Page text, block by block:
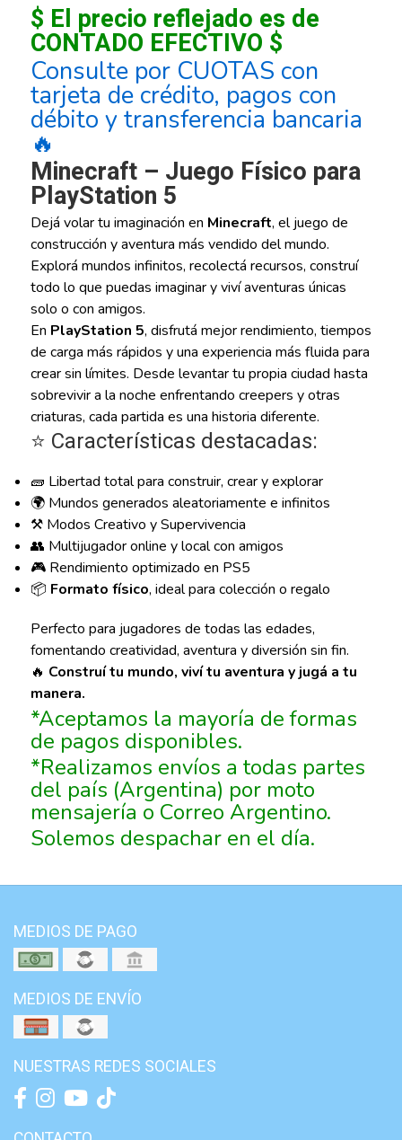
$ El precio reflejado es de
CONTADO EFECTIVO $
Consulte por CUOTAS con
tarjeta de crédito, pagos con
débito y transferencia bancaria
🔥
Minecraft – Juego Físico para
PlayStation 5
Dejá volar tu imaginación en Minecraft, el juego de
construcción y aventura más vendido del mundo.
Explorá mundos infinitos, recolectá recursos, construí
todo lo que puedas imaginar y viví aventuras únicas
solo o con amigos.
En PlayStation 5, disfrutá mejor rendimiento, tiempos
de carga más rápidos y una experiencia más fluida para
crear sin límites. Desde levantar tu propia ciudad hasta
sobrevivir a la noche enfrentando creepers y otras
criaturas, cada partida es una historia diferente.
⭐ Características destacadas:
🧱 Libertad total para construir, crear y explorar
🌍 Mundos generados aleatoriamente e infinitos
⚒️ Modos Creativo y Supervivencia
👥 Multijugador online y local con amigos
🎮 Rendimiento optimizado en PS5
📦 Formato físico, ideal para colección o regalo
Perfecto para jugadores de todas las edades,
fomentando creatividad, aventura y diversión sin fin.
🔥 Construí tu mundo, viví tu aventura y jugá a tu
manera.
*Aceptamos la mayoría de formas
de pagos disponibles.
*Realizamos envíos a todas partes
del país (Argentina) por moto
mensajería o Correo Argentino.
Solemos despachar en el día.
MEDIOS DE PAGO
MEDIOS DE ENVÍO
NUESTRAS REDES SOCIALES